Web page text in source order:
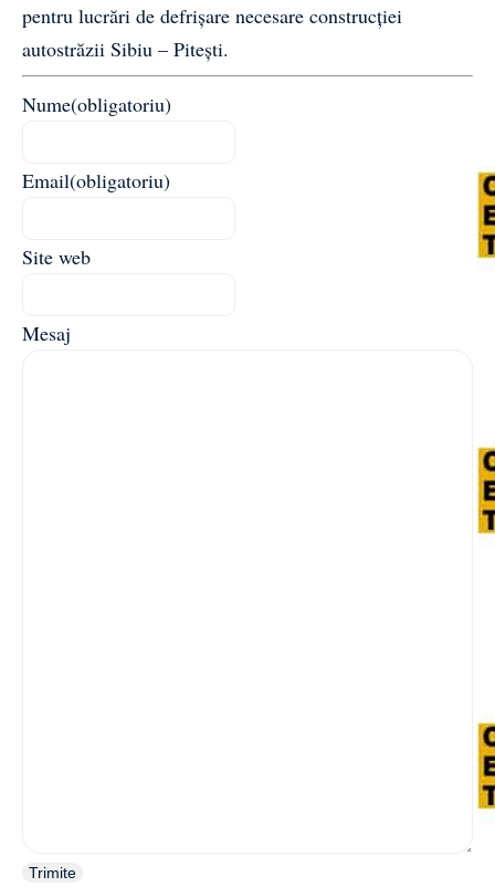
pentru lucrări de defrișare necesare construcției
autostrăzii Sibiu – Pitești.
Nume(obligatoriu)
Email(obligatoriu)
Site web
Mesaj
Trimite